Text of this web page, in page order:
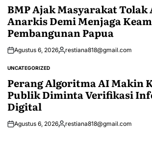
BMP Ajak Masyarakat Tolak
Anarkis Demi Menjaga
Pembangunan Papua
Agustus 6, 2026Posted
restiana818@gmail.com
POSTED
UNCATEGORIZED
Perang Algoritma AI Makin
Publik Diminta Verifikasi
Digital
Agustus 6, 2026Posted
restiana818@gmail.com